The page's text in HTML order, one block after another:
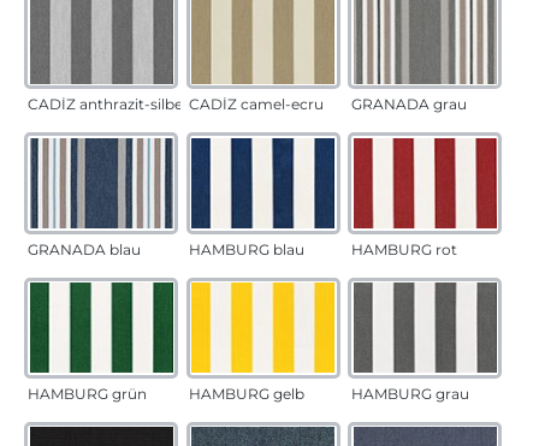
CADÍZ anthrazit-silber CADÍZ camel-ecru GRANADA grau
GRANADA blau HAMBURG blau HAMBURG rot
HAMBURG grün HAMBURG gelb HAMBURG grau